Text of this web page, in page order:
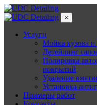
×
Услуги
Мойка кузова и
Детейлинг
Полировка
покрытий
Удаление
Установка
Примеры работ